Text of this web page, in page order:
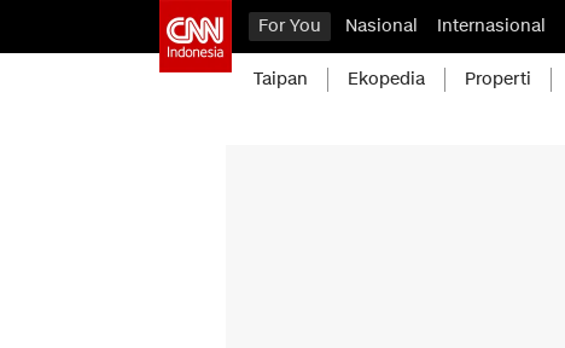
For You Nasional Internasional
Taipan Ekopedia Properti